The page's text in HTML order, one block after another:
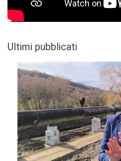
Ultimi pubblicati